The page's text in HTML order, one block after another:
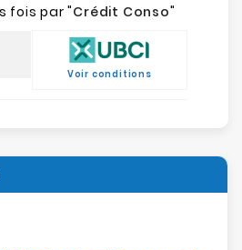
fois par "Crédit Conso"
Voir conditions